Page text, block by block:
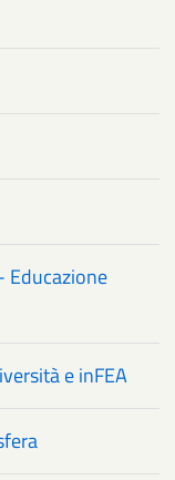
Educazione
e inFEA